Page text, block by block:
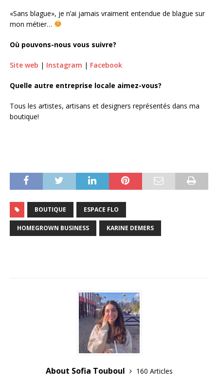
«Sans blague», je n’ai jamais vraiment entendue de blague sur
mon métier…
Où pouvons-nous vous suivre?
Site web | Instagram | Facebook
Quelle autre entreprise locale aimez-vous?
Tous les artistes, artisans et designers représentés dans ma
boutique!
BOUTIQUE ESPACE FLO
HOMEGROWN BUSINESS KARINE DEMERS
About Sofia Touboul
160 Articles